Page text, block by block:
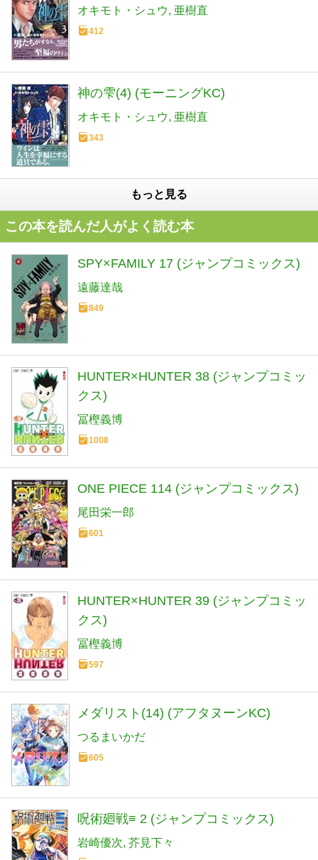
オキモト・シュウ 亜樹直
412
神の雫(4) (モーニングKC)
オキモト・シュウ 亜樹直
343
もっと見る
この本を読んだ人がよく読む本
SPY×FAMILY 17 (ジャンプコミックス)
遠藤達哉
849
HUNTER×HUNTER 38 (ジャンプコミッ
クス)
冨樫義博
1008
ONE PIECE 114 (ジャンプコミックス)
尾田栄一郎
601
HUNTER×HUNTER 39 (ジャンプコミッ
クス)
冨樫義博
597
メダリスト(14) (アフタヌーンKC)
つるまいかだ
605
呪術廻戦≡ 2 (ジャンプコミックス)
岩崎優次 芥見下々